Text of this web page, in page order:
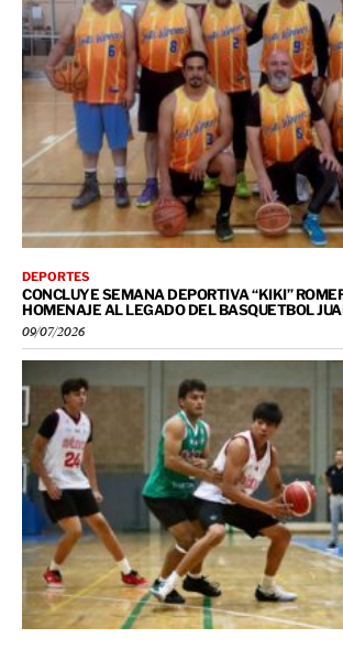
DEPORTES
CONCLUYE SEMANA DEPORTIVA “KIKI”
HOMENAJE AL LEGADO DEL BASQUETBOL
09/07/2026